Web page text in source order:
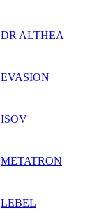
DR ALTHEA
EVASION
ISOV
METATRON
LEBEL